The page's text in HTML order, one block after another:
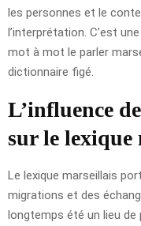
les personnes et le
l’interprétation. C’est
mot à mot le parler
dictionnaire figé.
L’influence
sur le lexique
Le lexique marseillais
migrations et des
longtemps été un lieu de